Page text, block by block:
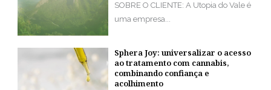
SOBRE O CLIENTE: A Utopia do Vale é
uma empresa...
Sphera Joy: universalizar o acesso
ao tratamento com cannabis,
combinando confiança e
acolhimento